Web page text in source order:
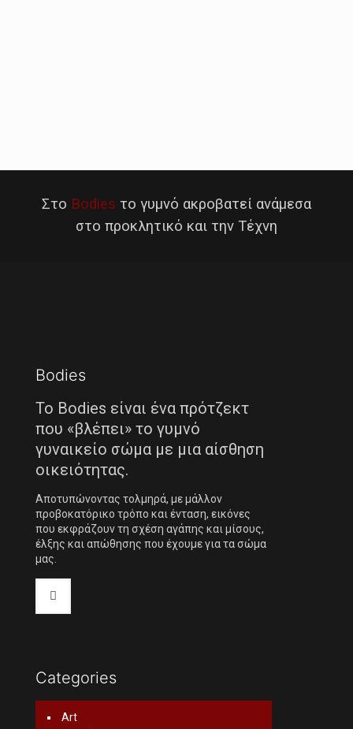
Στο Bodies το γυμνό ακροβατεί ανάμεσα
στο προκλητικό και την Τέχνη
Bodies
Το Bodies είναι ένα πρότζεκτ
που «βλέπει» το γυμνό
γυναικείο σώμα με μια αίσθηση
οικειότητας.
Αποτυπώνοντας τολμηρά, με μάλλον
προβοκατόρικο τρόπο και ένταση, εικόνες
που εκφράζουν τη σχέση αγάπης και μίσους,
έλξης και απώθησης που έχουμε για τα σώμα
μας.
Categories
Art